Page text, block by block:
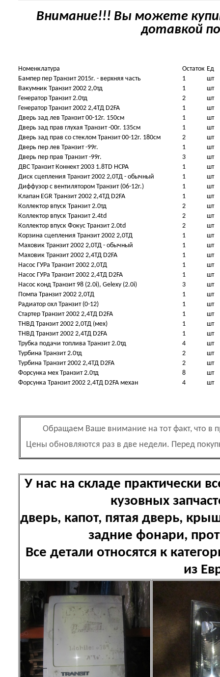
Внимание!!! Вы можете
дотавкой
Номенклатура Остаток Ед
Бампер пер Транзит 2015г. - верхняя часть
1
шт
Вакумник Транзит 2002 2,0тд
1
шт
Генератор Транзит 2.0тд
2
шт
Генератор Транзит 2002 2,4ТД D2FA
1
шт
Дверь зад лев Транзит 00-12г. 150см
1
шт
Дверь зад прав глухая Транзит -00г. 135см
1
шт
Дверь зад прав со стеклом Транзит 00-12г. 180см
2
шт
Дверь пер лев Транзит -99г.
1
шт
Дверь пер прав Транзит -99г.
3
шт
ДВС Транзит Коннект 2003 1.8TD HCPA
1
шт
Диск сцепления Транзит 2002 2,0ТД - обычный
1
шт
Диффузор с вентилятором Транзит (06-12г.)
1
шт
Клапан EGR Транзит 2002 2,4ТД D2FA
1
шт
Коллектор впуск Транзит 2.0тд
2
шт
Коллектор впуск Транзит 2.4td
2
шт
Коллектор впуск Фокус Транзит 2.0td
2
шт
Корзина сцепления Транзит 2002 2,0ТД
1
шт
Маховик Транзит 2002 2,0ТД - обычный
1
шт
Маховик Транзит 2002 2,4ТД D2FA
1
шт
Насос ГУРа Транзит 2002 2,0ТД
1
шт
Насос ГУРа Транзит 2002 2,4ТД D2FA
1
шт
Насос конд Транзит 98 (2.0i), Gelexy (2.0i)
3
шт
Помпа Транзит 2002 2,0ТД
1
шт
Радиатор охл Транзит (0-12)
1
шт
Стартер Транзит 2002 2,4ТД D2FA
1
шт
ТНВД Транзит 2002 2,0ТД (мех)
1
шт
ТНВД Транзит 2002 2,4ТД D2FA
1
шт
Трубка подачи топлива Транзит 2.0тд
4
шт
Турбина Транзит 2.0тд
2
шт
Турбина Транзит 2002 2,4ТД D2FA
2
шт
Форсунка мех Транзит 2.0тд
8
шт
Форсунка Транзит 2002 2,4ТД D2FA механ
4 шт
Обращаем Ваше внимание на тот факт, что в
Цены обновляются раз в две недели. Перед
У нас на складе практически
кузовных
дверь, капот, пятая дверь,
задние фонари,
Все детали относятся к
из